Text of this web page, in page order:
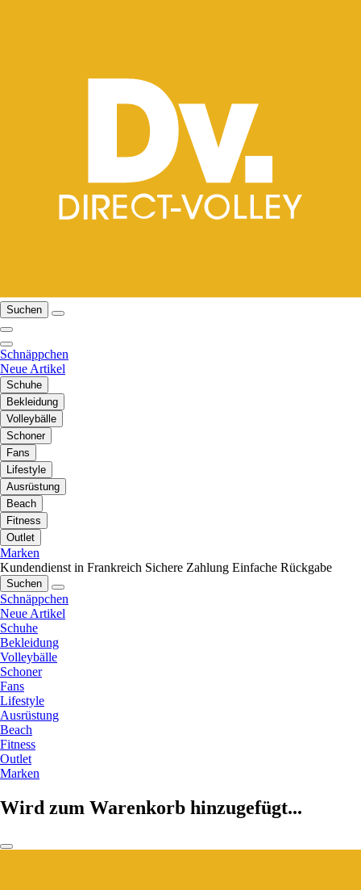
Suchen
Schnäppchen
Neue Artikel
Schuhe
Bekleidung
Volleybälle
Schoner
Fans
Lifestyle
Ausrüstung
Beach
Fitness
Outlet
Marken
Kundendienst in Frankreich Sichere Zahlung Einfache Rückgabe
Suchen
Schnäppchen
Neue Artikel
Schuhe
Bekleidung
Volleybälle
Schoner
Fans
Lifestyle
Ausrüstung
Beach
Fitness
Outlet
Marken
Wird zum Warenkorb hinzugefügt...